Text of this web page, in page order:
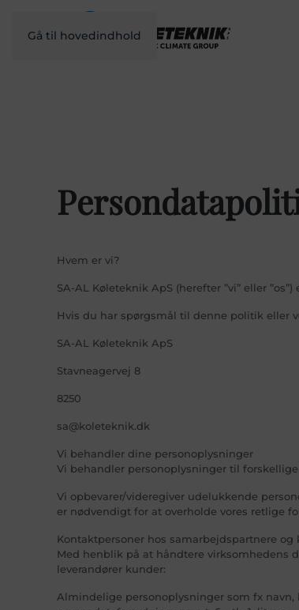
Gå til hovedindhold
Hvem er vi?
SA-AL Køleteknik ApS (herefter ”vi” eller
Hvis du har spørgsmål til denne politik eller
SA-AL Køleteknik ApS
Stavneagervej 8
8250
sa@koleteknik.dk
Vi behandler dine personoplysninger
Vi behandler personoplysninger til
Vi opbevarer/videregiver udelukkende
er nødvendigt for at overholde vores retlige
Kontaktpersoner hos samarbejdspartnere og
Med henblik på at håndtere virksomhedens
leverandører kunder:
Almindelige personoplysninger som fx navn,